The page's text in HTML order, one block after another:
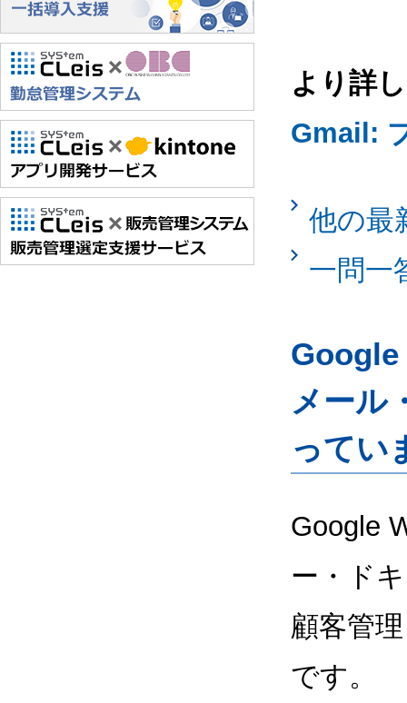
より詳
Gmail:
他の最
一問一
Google
メール
ってい
Google
ー・ド
顧客管
です。